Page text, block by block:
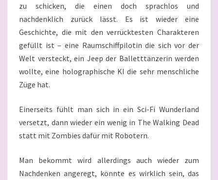
zu schicken, die einen doch sprachlos und
nachdenklich zurück lässt. Es ist wieder eine
Geschichte, die mit den verrücktesten Charakteren
gefüllt ist – eine Raumschiffpilotin die sich vor der
Welt versteckt, ein Jeep der Balletttänzerin werden
wollte, eine holographische KI die sehr menschliche
Züge hat.
Einerseits fühlt man sich in ein Sci-Fi Wunderland
versetzt, dann wieder ein wenig in The Walking Dead
statt mit Zombies dafür mit Robotern.
Man bekommt wird allerdings auch wieder zum
Nachdenken angeregt, könnte es wirklich sein, das